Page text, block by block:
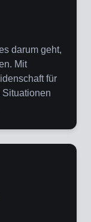
darum geht,
Mit
für
Situationen